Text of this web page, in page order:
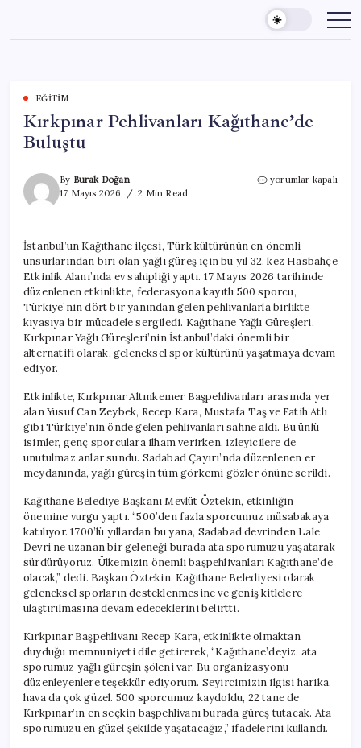
content
EĞITIM
Kırkpınar Pehlivanları Kağıthane’de
Buluştu
By Burak Doğan
17 Mayıs 2026
2 Min Read
Kırkpınar
yorumlar kapalı
İstanbul’un Kağıthane ilçesi, Türk kültürünün en önemli
unsurlarından biri olan yağlı güreş için bu yıl 32. kez Hasbahçe
Etkinlik Alanı’nda ev sahipliği yaptı. 17 Mayıs 2026 tarihinde
düzenlenen etkinlikte, federasyona kayıtlı 500 sporcu,
Türkiye’nin dört bir yanından gelen pehlivanlarla birlikte
kıyasıya bir mücadele sergiledi. Kağıthane Yağlı Güreşleri,
Kırkpınar Yağlı Güreşleri’nin İstanbul’daki önemli bir
alternatifi olarak, geleneksel spor kültürünü yaşatmaya devam
ediyor.
Etkinlikte, Kırkpınar Altınkemer Başpehlivanları arasında yer
alan Yusuf Can Zeybek, Recep Kara, Mustafa Taş ve Fatih Atlı
gibi Türkiye’nin önde gelen pehlivanları sahne aldı. Bu ünlü
isimler, genç sporculara ilham verirken, izleyicilere de
unutulmaz anlar sundu. Sadabad Çayırı’nda düzenlenen er
meydanında, yağlı güreşin tüm görkemi gözler önüne serildi.
Kağıthane Belediye Başkanı Mevlüt Öztekin, etkinliğin
önemine vurgu yaptı. “500’den fazla sporcumuz müsabakaya
katılıyor. 1700’lü yıllardan bu yana, Sadabad devrinden Lale
Devri’ne uzanan bir geleneği burada ata sporumuzu yaşatarak
sürdürüyoruz. Ülkemizin önemli başpehlivanları Kağıthane’de
olacak,” dedi. Başkan Öztekin, Kağıthane Belediyesi olarak
geleneksel sporların desteklenmesine ve geniş kitlelere
ulaştırılmasına devam edeceklerini belirtti.
Kırkpınar Başpehlivanı Recep Kara, etkinlikte olmaktan
duyduğu memnuniyeti dile getirerek, “Kağıthane’deyiz, ata
sporumuz yağlı güreşin şöleni var. Bu organizasyonu
düzenleyenlere teşekkür ediyorum. Seyircimizin ilgisi harika,
hava da çok güzel. 500 sporcumuz kaydoldu, 22 tane de
Kırkpınar’ın en seçkin başpehlivanı burada güreş tutacak. Ata
sporumuzu en güzel şekilde yaşatacağız,” ifadelerini kullandı.